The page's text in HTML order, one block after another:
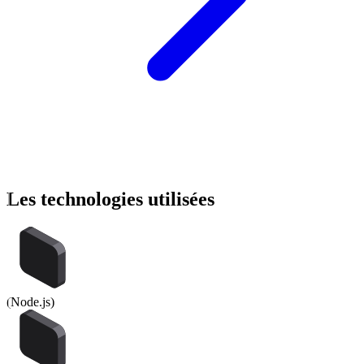
Les technologies utilisées
(Node.js)